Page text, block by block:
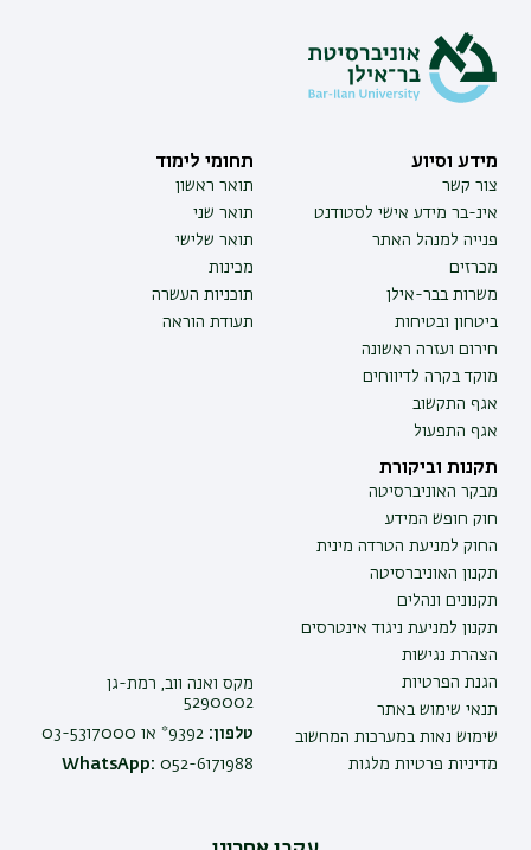
מידע וסיוע
צור קשר
אינ-בר מידע אישי לסטודנט
פנייה למנהל האתר
מכרזים
משרות בבר-אילן
ביטחון ובטיחות
חירום ועזרה ראשונה
מוקד בקרה לדיווחים
אגף התקשוב
אגף התפעול
תחומי לימוד
תואר ראשון
תואר שני
תואר שלישי
מכינות
תוכניות העשרה
תעודת הוראה
תקנות וביקורת
מבקר האוניברסיטה
חוק חופש המידע
החוק למניעת הטרדה מינית
תקנון האוניברסיטה
תקנונים ונהלים
תקנון למניעת ניגוד אינטרסים
הצהרת נגישות
הגנת הפרטיות
תנאי שימוש באתר
שימוש נאות במערכות המחשוב
מדיניות פרטיות מלגות
מקס ואנה ווב, רמת-גן
5290002
טלפון:
WhatsApp: 052-6171988